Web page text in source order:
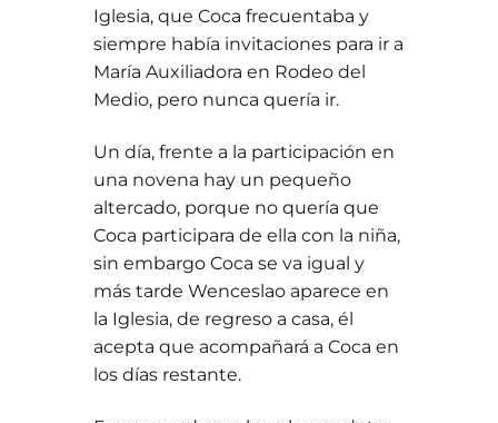
Iglesia, que Coca frecuentaba y
siempre había invitaciones para ir a
María Auxiliadora en Rodeo del
Medio, pero nunca quería ir.
Un día, frente a la participación en
una novena hay un pequeño
altercado, porque no quería que
Coca participara de ella con la niña,
sin embargo Coca se va igual y
más tarde Wenceslao aparece en
la Iglesia, de regreso a casa, él
acepta que acompañará a Coca en
los días restante.